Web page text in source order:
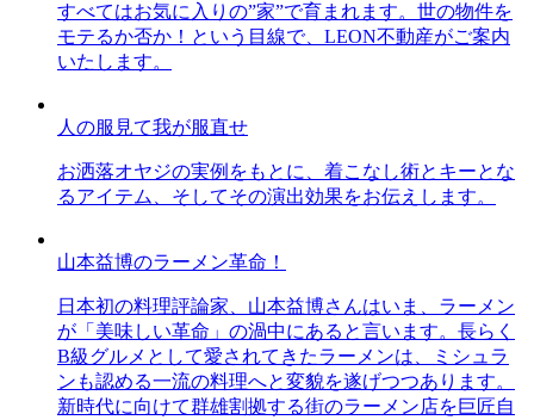
すべてはお気に入りの”家”で育まれます。世の物件を
モテるか否か！という目線で、LEON不動産がご案内
いたします。
人の服見て我が服直せ
お洒落オヤジの実例をもとに、着こなし術とキーとな
るアイテム、そしてその演出効果をお伝えします。
山本益博のラーメン革命！
日本初の料理評論家、山本益博さんはいま、ラーメン
が「美味しい革命」の渦中にあると言います。長らく
B級グルメとして愛されてきたラーメンは、ミシュラ
ンも認める一流の料理へと変貌を遂げつつあります。
新時代に向けて群雄割拠する街のラーメン店を巨匠自